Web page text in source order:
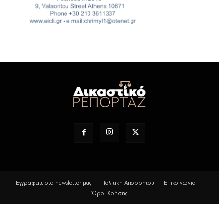
Εγγραφείτε στο newsletter μας Πολιτική Απορρήτου
Επικοινωνία
Όροι Χρήσης